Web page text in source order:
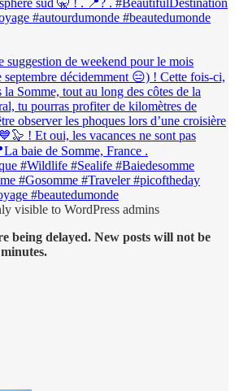
visible to WordPress admins
being delayed. New posts will not be